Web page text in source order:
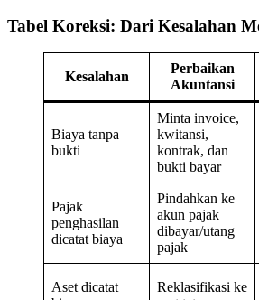
Tabel Koreksi: Dari Kesalahan
Kesalahan
Perbaikan
Akuntansi
Biaya tanpa
bukti
Minta invoice,
kwitansi,
kontrak, dan
bukti bayar
Pajak
penghasilan
dicatat biaya
Pindahkan ke
akun pajak
dibayar/utang
pajak
Aset dicatat
Reklasifikasi ke